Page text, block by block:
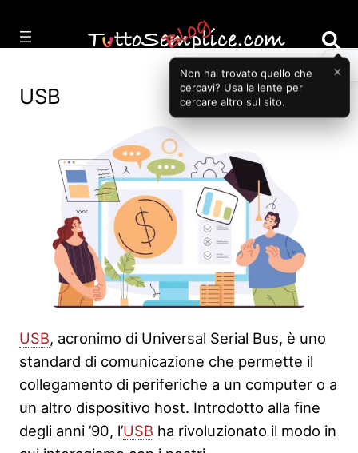
contenuto
USB
USB, acronimo di Universal Serial Bus, è uno
standard di comunicazione che permette il
collegamento di periferiche a un computer o a
un altro dispositivo host. Introdotto alla fine
degli anni ’90, l’USB ha rivoluzionato il modo in
Non hai trovato quello che
cercavi? Usa la lente per
cercare altro sul sito.
×